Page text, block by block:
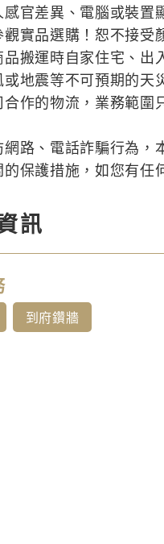
感官差異、電腦或裝置
觀實品選購！恕不接受
品搬運時自家住宅、出
或地震等不可預期的天
合作的物流，業務範圍
網路、電話詐騙行為，
的保護措施，如您有任
訊
到府鑽牆